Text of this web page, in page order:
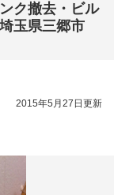
ク撤去・ビル
玉県三郷市
2015年5月27日更新